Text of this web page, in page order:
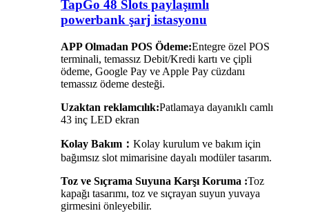
TapGo 48 Slots paylaşımlı
powerbank şarj istasyonu
APP Olmadan POS Ödeme:Entegre özel POS
terminali, temassız Debit/Kredi kartı ve çipli
ödeme, Google Pay ve Apple Pay cüzdanı
temassız ödeme desteği.
Uzaktan reklamcılık:Patlamaya dayanıklı camlı
43 inç LED ekran
Kolay Bakım： Kolay kurulum ve bakım için
bağımsız slot mimarisine dayalı modüler tasarım.
Toz ve Sıçrama Suyuna Karşı Koruma :Toz
kapağı tasarımı, toz ve sıçrayan suyun yuvaya
girmesini önleyebilir.